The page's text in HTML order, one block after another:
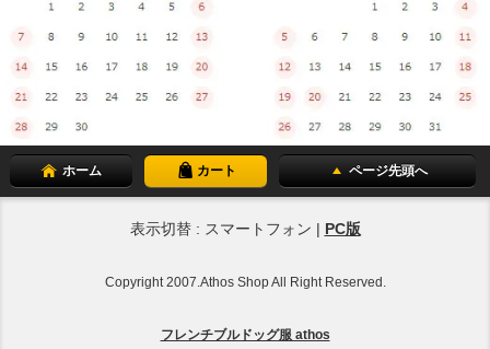
ホーム カート ページ先頭へ
表示切替 : スマートフォン | PC版
Copyright 2007.Athos Shop All Right Reserved.
フレンチブルドッグ服 athos